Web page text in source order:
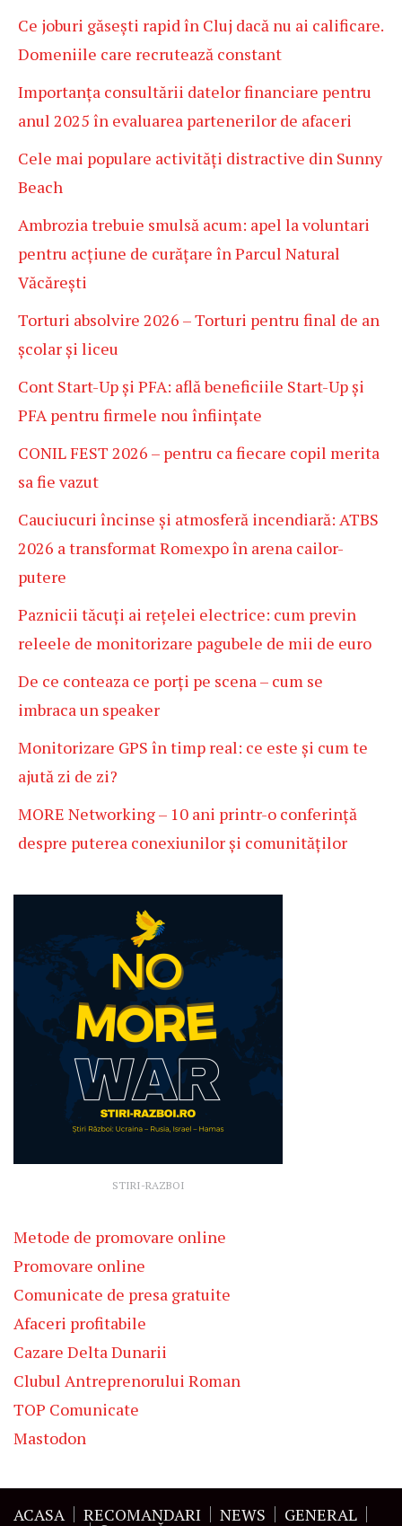
Ce joburi găsești rapid în Cluj dacă nu ai calificare.
Domeniile care recrutează constant
Importanța consultării datelor financiare pentru
anul 2025 în evaluarea partenerilor de afaceri
Cele mai populare activități distractive din Sunny
Beach
Ambrozia trebuie smulsă acum: apel la voluntari
pentru acțiune de curățare în Parcul Natural
Văcărești
Torturi absolvire 2026 – Torturi pentru final de an
școlar și liceu
Cont Start-Up și PFA: află beneficiile Start-Up și
PFA pentru firmele nou înființate
CONIL FEST 2026 – pentru ca fiecare copil merita
sa fie vazut
Cauciucuri încinse și atmosferă incendiară: ATBS
2026 a transformat Romexpo în arena cailor-
putere
Paznicii tăcuți ai rețelei electrice: cum previn
releele de monitorizare pagubele de mii de euro
De ce conteaza ce porți pe scena – cum se
imbraca un speaker
Monitorizare GPS în timp real: ce este și cum te
ajută zi de zi?
MORE Networking – 10 ani printr-o conferință
despre puterea conexiunilor și comunităților
STIRI-RAZBOI
Metode de promovare online
Promovare online
Comunicate de presa gratuite
Afaceri profitabile
Cazare Delta Dunarii
Clubul Antreprenorului Roman
TOP Comunicate
Mastodon
ACASA RECOMANDARI NEWS GENERAL